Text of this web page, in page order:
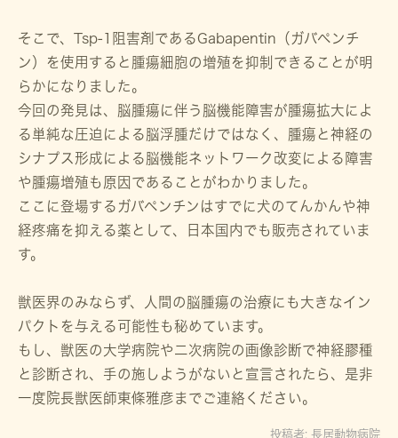
そこで、Tsp-1阻害剤であるGabapentin（ガバペンチ
ン）を使用すると腫瘍細胞の増殖を抑制できることが明
らかになりました。
今回の発見は、脳腫瘍に伴う脳機能障害が腫瘍拡大によ
る単純な圧迫による脳浮腫だけではなく、腫瘍と神経の
シナプス形成による脳機能ネットワーク改変による障害
や腫瘍増殖も原因であることがわかりました。
ここに登場するガバペンチンはすでに犬のてんかんや神
経疼痛を抑える薬として、日本国内でも販売されていま
す。
獣医界のみならず、人間の脳腫瘍の治療にも大きなイン
パクトを与える可能性も秘めています。
もし、獣医の大学病院や二次病院の画像診断で神経膠種
と診断され、手の施しようがないと宣言されたら、是非
一度院長獣医師東條雅彦までご連絡ください。
投稿者: 長居動物病院